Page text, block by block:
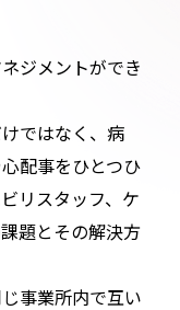
ジメントができ
ではなく、病
配事をひとつひ
リスタッフ、ケ
題とその解決方
事業所内で互い